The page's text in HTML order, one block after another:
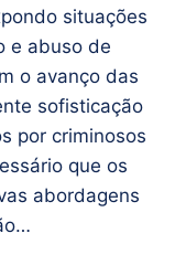
situações
e abuso de
o avanço das
sofisticação
por criminosos
que os
abordagens